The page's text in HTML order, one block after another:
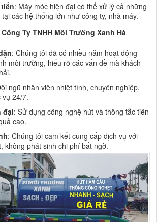
: Máy móc hiện đại có thể xử lý cả những
các hệ thống lớn như công ty, nhà máy.
Ty TNHH Môi Trường Xanh Hà
: Chúng tôi đã có nhiều năm hoạt động
môi trường, hiểu rõ các vấn đề mà khách
ngũ nhân viên nhiệt tình, chuyên nghiệp,
vụ 24/7.
đại: Sử dụng công nghệ hút và thông tắc tiên
cao.
: Chúng tôi cam kết cung cấp dịch vụ với
không phát sinh chi phí bất ngờ.